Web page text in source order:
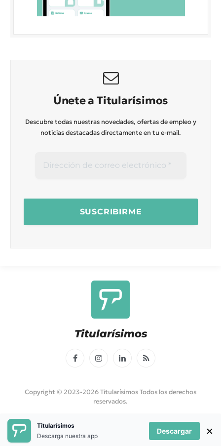
Únete a Titularísimos
Descubre todas nuestras novedades, ofertas de empleo y
noticias destacadas directamente en tu e-mail.
Titularísimos
FacebookInstagramLinkedInRSS
Copyright © 2023-2026 Titularísimos Todos los derechos
reservados.
Política de Privacidad
Política de Cookies
Términos y Condiciones App
Titularísimos
Descarga nuestra app
Descargar ×